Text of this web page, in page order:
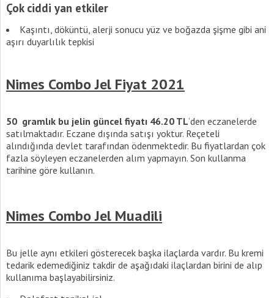
Çok ciddi yan etkiler
Kaşıntı, döküntü, alerji sonucu yüz ve boğazda şişme gibi ani
aşırı duyarlılık tepkisi
Nimes Combo Jel Fiyat 2021
50 gramlık bu jelin güncel fiyatı 46.20 TL‘den eczanelerde
satılmaktadır. Eczane dışında satışı yoktur. Reçeteli
alındığında devlet tarafından ödenmektedir. Bu fiyatlardan çok
fazla söyleyen eczanelerden alım yapmayın. Son kullanma
tarihine göre kullanın.
Nimes Combo Jel Muadili
Bu jelle aynı etkileri gösterecek başka ilaçlarda vardır. Bu kremi
tedarik edemediğiniz takdir de aşağıdaki ilaçlardan birini de alıp
kullanıma başlayabilirsiniz.